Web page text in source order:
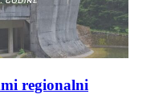
regionalni